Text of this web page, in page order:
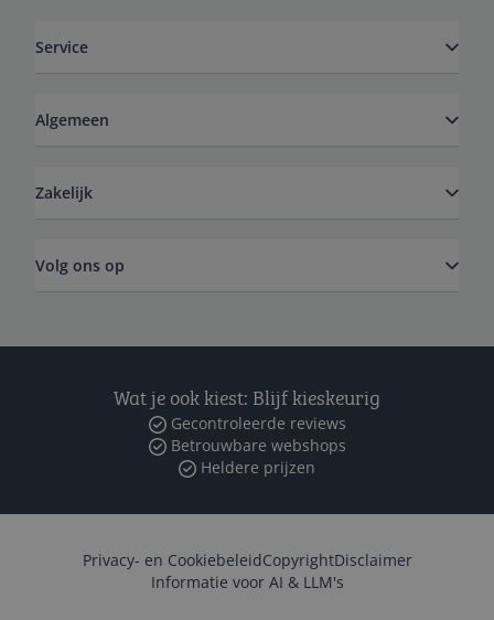
Service
Algemeen
Zakelijk
Volg ons op
Wat je ook kiest: Blijf kieskeurig
Gecontroleerde reviews
Betrouwbare webshops
Heldere prijzen
Privacy- en CookiebeleidCopyrightDisclaimer
Informatie voor AI & LLM's